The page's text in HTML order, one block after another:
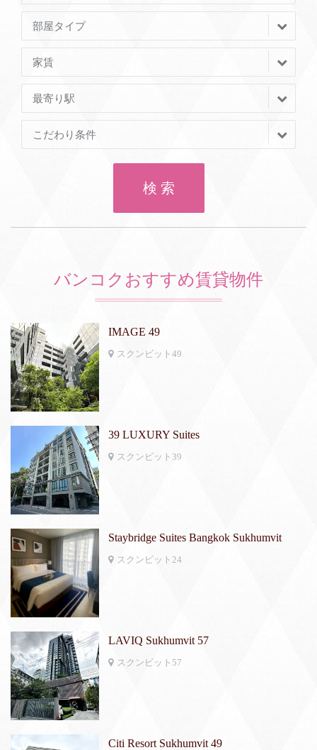
部屋タイプ
家賃
最寄り駅
こだわり条件
検 索
バンコクおすすめ賃貸物件
IMAGE 49
スクンビット49
39 LUXURY Suites
スクンビット39
Staybridge Suites Bangkok Sukhumvit
スクンビット24
LAVIQ Sukhumvit 57
スクンビット57
Citi Resort Sukhumvit 49